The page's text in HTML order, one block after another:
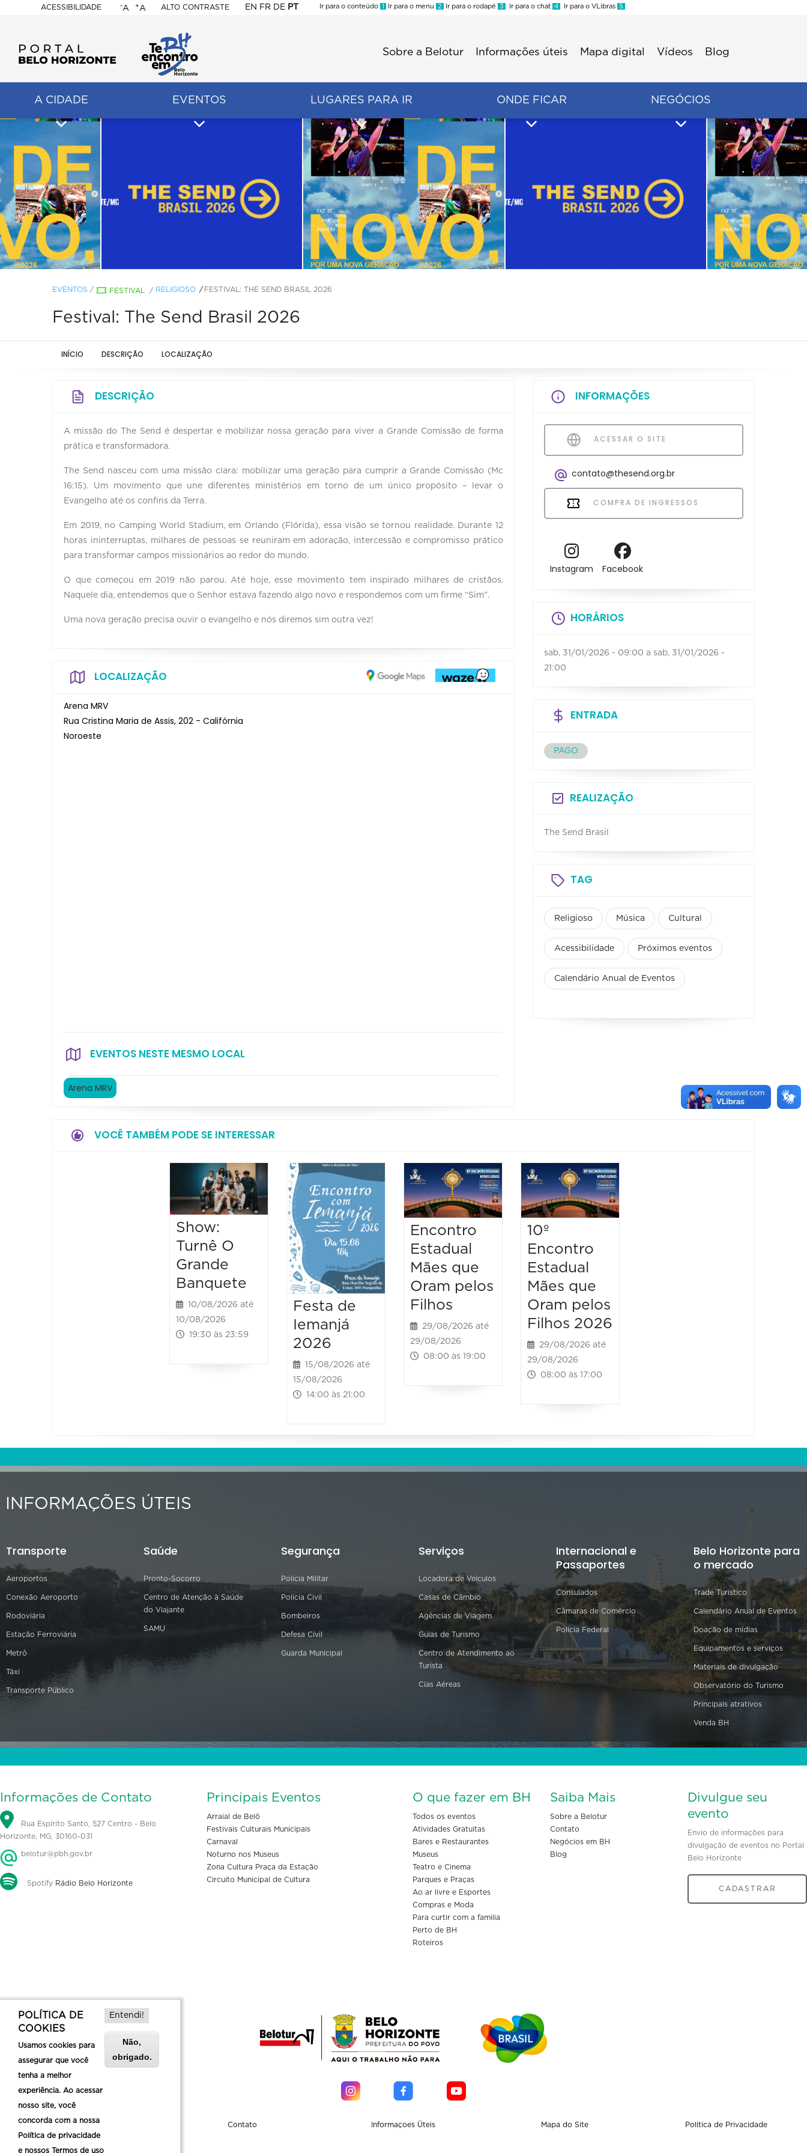
ACESSIBILIDADE
BELO
HORIZONTE
-A +A ALTO CONTRASTE EN FR DE PT
Ir para o conteúdo 1 Ir para o menu 2 Ir para o rodapé 3 Ir para o chat 4 Ir para o VLibras 5
Sobre a Belotur Informações úteis Mapa digital Vídeos Blog
A CIDADE EVENTOS LUGARES PARA IR ONDE FICAR NEGÓCIOS
EVENTOS / FESTIVAL / RELIGIOSO FESTIVAL: THE SEND BRASIL 2026
Festival: The Send Brasil 2026
INÍCIO DESCRIÇÃO LOCALIZAÇÃO
DESCRIÇÃO
A missão do The Send é despertar e mobilizar nossa geração para viver a Grande Comissão de forma
prática e transformadora.
The Send nasceu com uma missão clara: mobilizar uma geração para cumprir a Grande Comissão (Mc
16:15). Um movimento que une diferentes ministérios em torno de um único propósito – levar o
Evangelho até os confins da Terra.
Em 2019, no Camping World Stadium, em Orlando (Flórida), essa visão se tornou realidade. Durante 12
horas ininterruptas, milhares de pessoas se reuniram em adoração, intercessão e compromisso prático
para transformar campos missionários ao redor do mundo.
O que começou em 2019 não parou. Até hoje, esse movimento tem inspirado milhares de cristãos.
Naquele dia, entendemos que o Senhor estava fazendo algo novo e respondemos com um firme “Sim”.
Uma nova geração precisa ouvir o evangelho e nós diremos sim outra vez!
LOCALIZAÇÃO
Arena MRV
Rua Cristina Maria de Assis, 202 - Califórnia
Noroeste
EVENTOS NESTE MESMO LOCAL
Arena MRV
INFORMAÇÕES
ACESSAR O SITE
contato@thesend.org.br
COMPRA DE INGRESSOS
Instagram Facebook
HORÁRIOS
sab, 31/01/2026 - 09:00 a sab, 31/01/2026 -
21:00
ENTRADA
PAGO
REALIZAÇÃO
The Send Brasil
TAG
Religioso Música Cultural
Acessibilidade Próximos eventos
Calendário Anual de Eventos
VOCÊ TAMBÉM PODE SE INTERESSAR
Show:
Turnê O
Grande
Banquete
10/08/2026 até
10/08/2026
19:30 às 23:59
Festa de
Iemanjá
2026
15/08/2026 até
15/08/2026
14:00 às 21:00
Encontro
Estadual
Mães que
Oram pelos
Filhos
29/08/2026 até
29/08/2026
08:00 às 19:00
10º
Encontro
Estadual
Mães que
Oram pelos
Filhos 2026
29/08/2026 até
29/08/2026
08:00 às 17:00
INFORMAÇÕES ÚTEIS
Transporte
Aeroportos
Conexão Aeroporto
Rodoviária
Estação Ferroviária
Metrô
Táxi
Transporte Público
Saúde
Pronto-Socorro
Centro de Atenção à Saúde
do Viajante
SAMU
Segurança
Polícia Militar
Polícia Civil
Bombeiros
Defesa Civil
Guarda Municipal
Serviços
Locadora de Veículos
Casas de Câmbio
Agências de Viagem
Guias de Turismo
Centro de Atendimento ao
Turista
Cias Aéreas
Internacional e
Passaportes
Consulados
Câmaras de Comércio
Polícia Federal
Belo Horizonte para
o mercado
Trade Turístico
Calendário Anual de Eventos
Doação de mídias
Equipamentos e serviços
Materiais de divulgação
Observatório do Turismo
Principais atrativos
Venda BH
Informações de Contato
Rua Espírito Santo, 527 Centro - Belo
Horizonte, MG, 30160-031
belotur@pbh.gov.br
Spotify Rádio Belo Horizonte
Principais Eventos
Arraial de Belô
Festivais Culturais Municipais
Carnaval
Noturno nos Museus
Zona Cultura Praça da Estação
Circuito Municipal de Cultura
O que fazer em BH
Todos os eventos
Atividades Gratuitas
Bares e Restaurantes
Museus
Teatro e Cinema
Parques e Praças
Ao ar livre e Esportes
Compras e Moda
Para curtir com a familia
Perto de BH
Roteiros
Saiba Mais
Sobre a Belotur
Contato
Negócios em BH
Blog
Divulgue seu
evento
Envio de informações para
divulgação de eventos no Portal
Belo Horizonte
CADASTRAR
Sobre a Belotur Contato Informaçoes Üteis Mapa do Site Politica de Privacidade
POLÍTICA DE
COOKIES
Usamos cookies para
assegurar que você
tenha a melhor
experiência. Ao acessar
nosso site, você
concorda com a nossa
Política de privacidade
e nossos Termos de uso
Entendi!
Não,
obrigado.